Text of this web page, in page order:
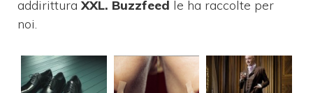
addirittura XXL. Buzzfeed le ha raccolte per
noi.